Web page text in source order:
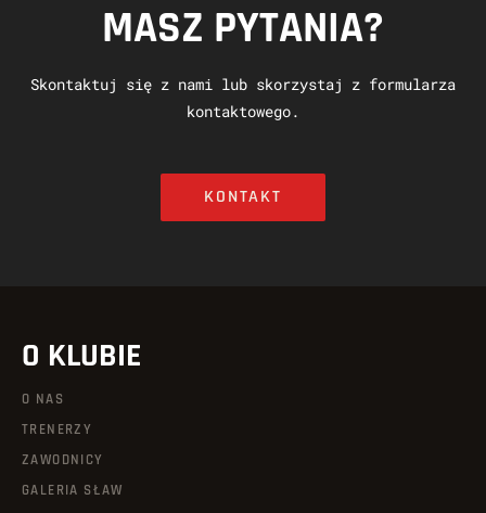
MASZ PYTANIA?
Skontaktuj się z nami lub skorzystaj z formularza
kontaktowego.
KONTAKT
O KLUBIE
O NAS
TRENERZY
ZAWODNICY
GALERIA SŁAW